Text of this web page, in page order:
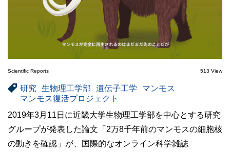
Scientific Reports 513 View
研究 生物理工学部 遺伝子工学
マンモス
マンモス復活プロジェクト
2019年3月11日に近畿大学生物理工学部を中心とする研究
グループが発表した論文「2万8千年前のマンモスの細胞核
の動きを確認」が、国際的なオンライン科学雑誌